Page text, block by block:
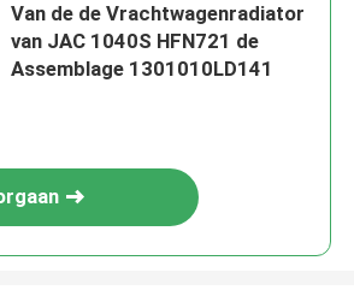
Van de de Vrachtwagenradiator
van JAC 1040S HFN721 de
Assemblage 1301010LD141